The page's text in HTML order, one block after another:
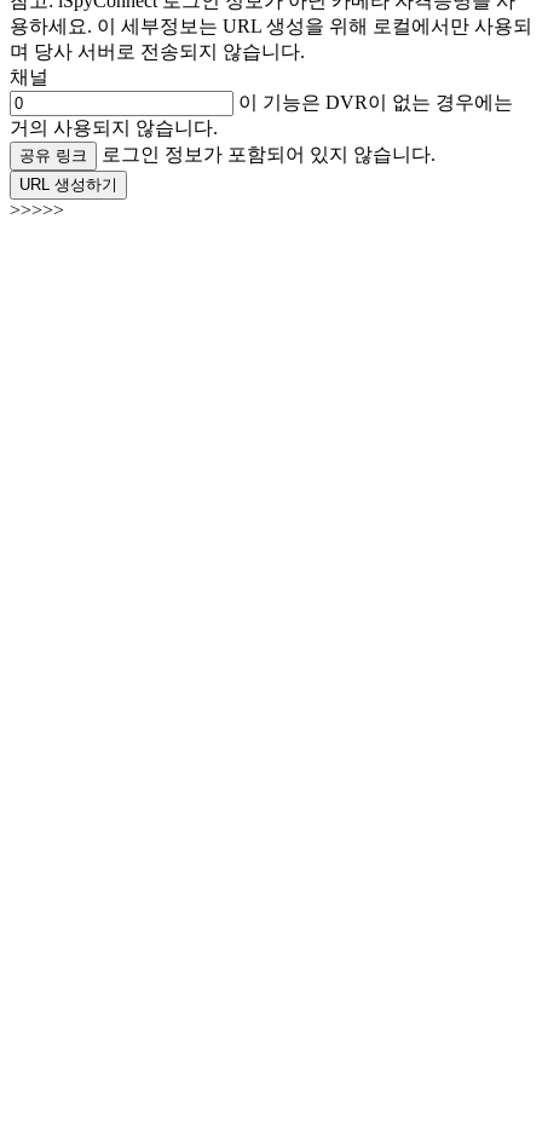
용하세요. 이 세부정보는 URL 생성을 위해 로컬에서만 사용되
며 당사 서버로 전송되지 않습니다.
채널
이 기능은 DVR이 없는 경우에는
거의 사용되지 않습니다.
공유 링크 로그인 정보가 포함되어 있지 않습니다.
URL 생성하기
>>>>>